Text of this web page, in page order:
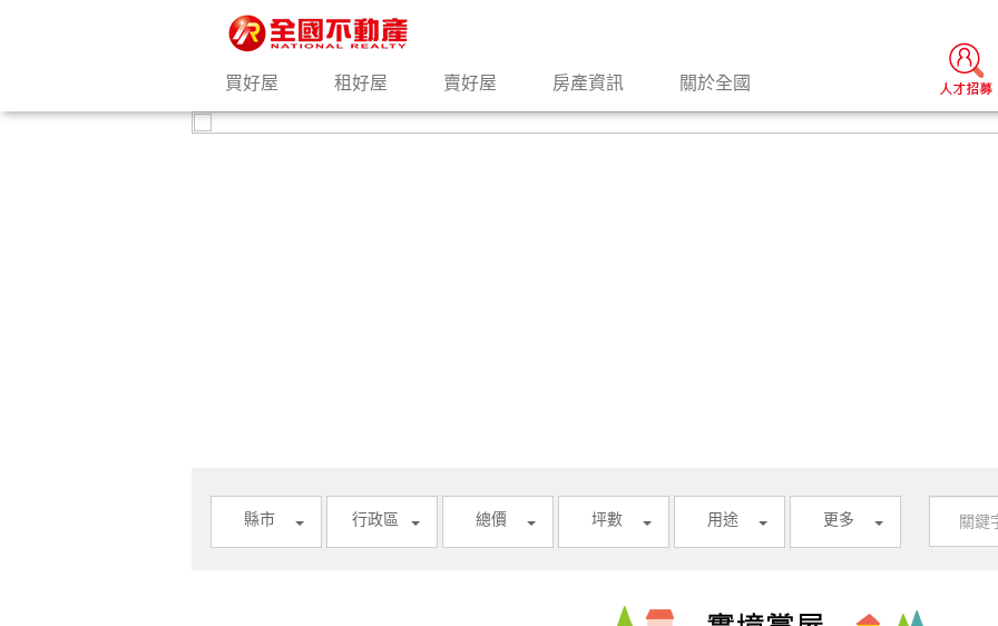
買好屋 租好屋 賣好屋 房產資訊 關於全國
縣市 行政區 總價 坪數 用途 更多